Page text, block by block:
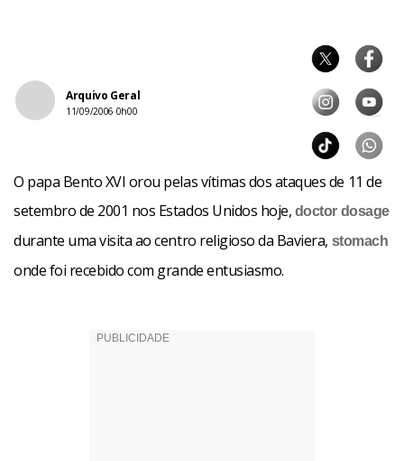
Arquivo Geral
11/09/2006 0h00
O papa Bento XVI orou pelas vítimas dos ataques de 11 de
setembro de 2001 nos Estados Unidos hoje, doctor dosage
durante uma visita ao centro religioso da Baviera, stomach
onde foi recebido com grande entusiasmo.